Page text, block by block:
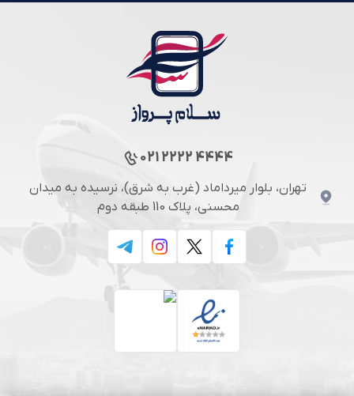
021 2222 4444
تهران، بلوار میرداماد (غرب به شرق)، نرسیده به میدان
محسنی، پلاک 110 طبقه دوم